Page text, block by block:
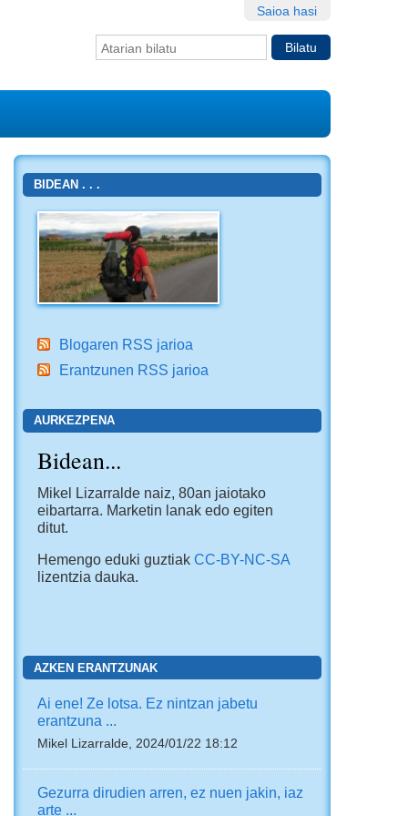
Saioa hasi
Bilatu atarian
BIDEAN . . .
Blogaren RSS jarioa
Erantzunen RSS jarioa
AURKEZPENA
Bidean...
Mikel Lizarralde naiz, 80an jaiotako
eibartarra. Marketin lanak edo egiten
ditut.
Hemengo eduki guztiak CC-BY-NC-SA
lizentzia dauka.
AZKEN ERANTZUNAK
Ai ene! Ze lotsa. Ez nintzan jabetu
erantzuna ...
Mikel Lizarralde, 2024/01/22 18:12
Gezurra dirudien arren, ez nuen jakin, iaz
arte ...